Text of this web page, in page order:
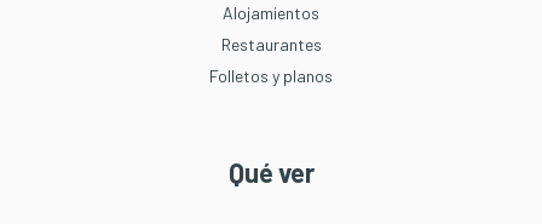
Alojamientos
Restaurantes
Folletos y planos
Qué ver